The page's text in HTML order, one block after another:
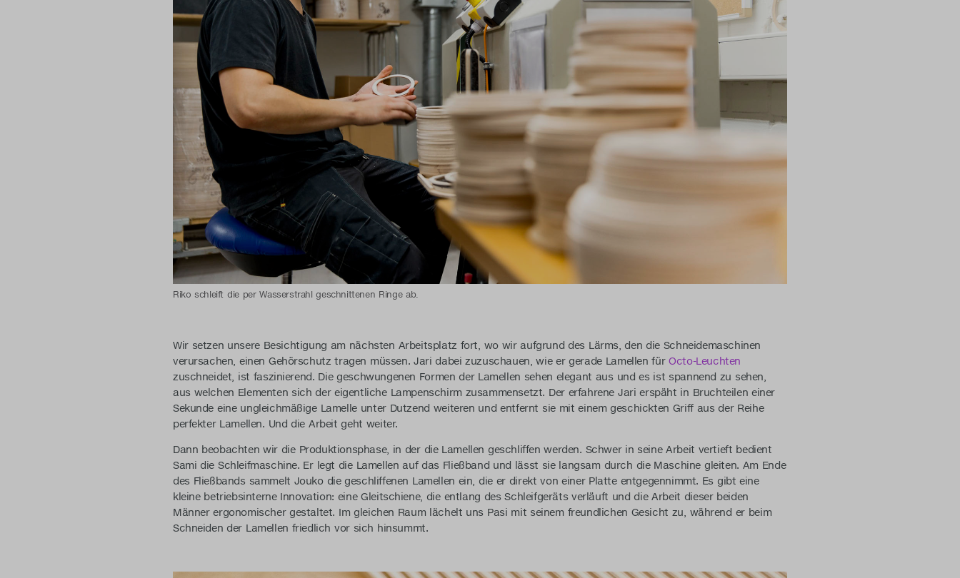
Riko schleift die per Wasserstrahl geschnittenen Ringe ab.
Wir setzen unsere Besichtigung am nächsten Arbeitsplatz fort, wo wir aufgrund des Lärms, den die Schneidemaschinen
verursachen, einen Gehörschutz tragen müssen. Jari dabei zuzuschauen, wie er gerade Lamellen fürOcto-Leuchten
zuschneidet, ist faszinierend. Die geschwungenen Formen der Lamellen sehen elegant aus und es ist spannend zu sehen,
aus welchen Elementen sich der eigentliche Lampenschirm zusammensetzt. Der erfahrene Jari erspäht in Bruchteilen einer
Sekunde eine ungleichmäßige Lamelle unter Dutzend weiteren und entfernt sie mit einem geschickten Griff aus der Reihe
perfekter Lamellen. Und die Arbeit geht weiter.
Dann beobachten wir die Produktionsphase, in der die Lamellen geschliffen werden. Schwer in seine Arbeit vertieft bedient
Sami die Schleifmaschine. Er legt die Lamellen auf das Fließband und lässt sie langsam durch die Maschine gleiten. Am Ende
des Fließbands sammelt Jouko die geschliffenen Lamellen ein, die er direkt von einer Platte entgegennimmt. Es gibt eine
kleine betriebsinterne Innovation: eine Gleitschiene, die entlang des Schleifgeräts verläuft und die Arbeit dieser beiden
Männer ergonomischer gestaltet. Im gleichen Raum lächelt uns Pasi mit seinem freundlichen Gesicht zu, während er beim
Schneiden der Lamellen friedlich vor sich hinsummt.